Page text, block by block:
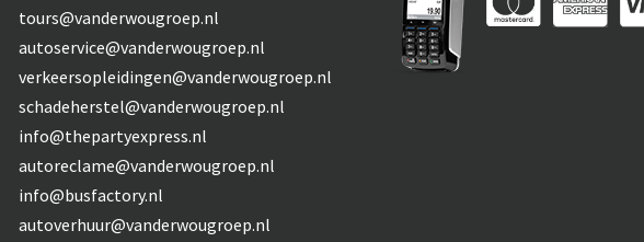
tours@vanderwougroep.nl
autoservice@vanderwougroep.nl
verkeersopleidingen@vanderwougroep.nl
schadeherstel@vanderwougroep.nl
info@thepartyexpress.nl
autoreclame@vanderwougroep.nl
info@busfactory.nl
autoverhuur@vanderwougroep.nl